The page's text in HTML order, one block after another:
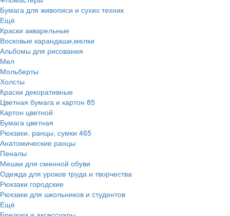
Бумага для живописи и сухих техник
Ещё
Краски акварельные
Восковые карандаши,мелки
Альбомы для рисования
Мел
Мольберты
Холсты
Краски декоративные
Цветная бумага и картон 85
Картон цветной
Бумага цветная
Рюкзаки, ранцы, сумки 465
Анатомические ранцы
Пеналы
Мешки для сменной обуви
Одежда для уроков труда и творчества
Рюкзаки городские
Рюкзаки для школьников и студентов
Ещё